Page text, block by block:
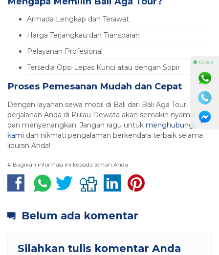
Armada Lengkap dan Terawat
Harga Terjangkau dan Transparan
Pelayanan Profesional
Tersedia Opsi Lepas Kunci atau dengan Sopir
Proses Pemesanan Mudah dan Cepat
Dengan layanan sewa mobil di Bali dari Bali Aga Tour,
perjalanan Anda di Pulau Dewata akan semakin nyaman
dan menyenangkan. Jangan ragu untuk menghubungi
kami dan nikmati pengalaman berkendara terbaik selama
liburan Anda!
# Bagikan informasi ini kepada teman Anda
Belum ada komentar
Silahkan tulis komentar Anda
⚫ Online